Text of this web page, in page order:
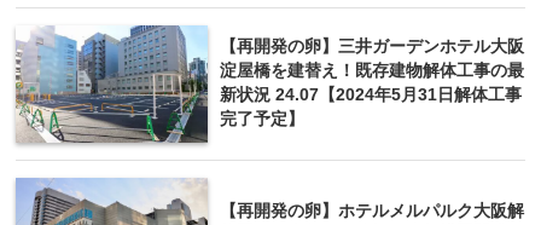
【再開発の卵】三井ガーデンホテル大阪
淀屋橋を建替え！既存建物解体工事の最
新状況 24.07【2024年5月31日解体工事
完了予定】
【再開発の卵】ホテルメルパルク大阪解